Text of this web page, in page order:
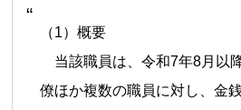
（1）概要
当該職員は、令和7年8月以
僚ほか複数の職員に対し、金